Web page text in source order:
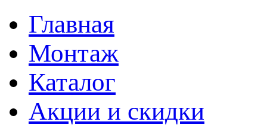
Главная
Монтаж
Каталог
Акции и скидки